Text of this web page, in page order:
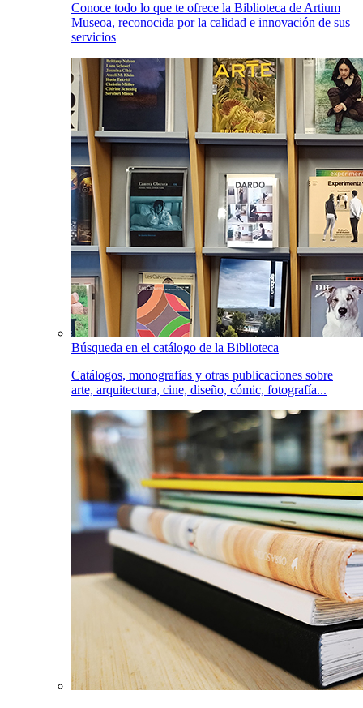
Conoce todo lo que te ofrece la Biblioteca de Artium
Museoa, reconocida por la calidad e innovación de sus
servicios
Búsqueda en el catálogo de la Biblioteca
Catálogos, monografías y otras publicaciones sobre
arte, arquitectura, cine, diseño, cómic, fotografía...